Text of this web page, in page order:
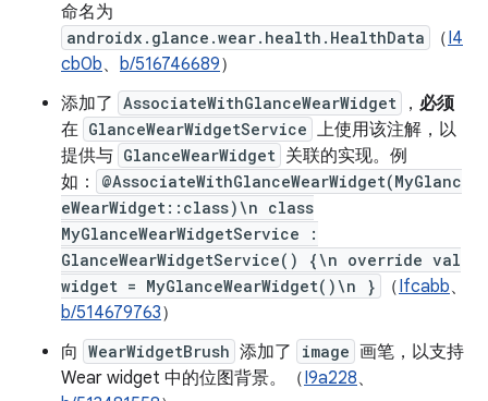
命名为
androidx.glance.wear.health.HealthData （I4
cb0b、 b/516746689）
添加了 AssociateWithGlanceWearWidget ， 必须
在 GlanceWearWidgetService 上使用该注解，以
提供与 GlanceWearWidget 关联的实现。例
如：
@AssociateWithGlanceWearWidget(MyGlanc
eWearWidget::class)\n class
MyGlanceWearWidgetService :
GlanceWearWidgetService() {\n override val
widget = MyGlanceWearWidget()\n }
（Ifcabb、
b/514679763）
向 WearWidgetBrush 添加了 image 画笔，以支持
Wear widget 中的位图背景。（I9a228、